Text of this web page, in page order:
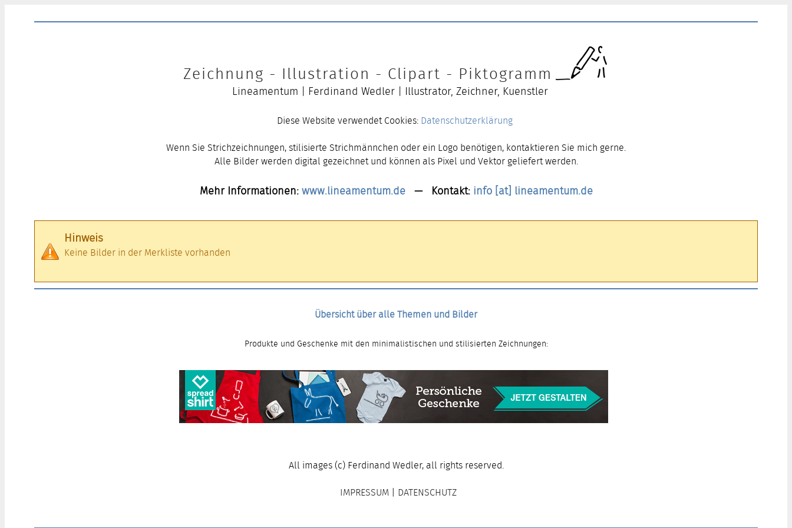
Zeichnung - Illustration - Clipart - Piktogramm
Lineamentum | Ferdinand Wedler | Illustrator, Zeichner, Kuenstler
Diese Website verwendet Cookies: Datenschutzerklärung
Wenn Sie Strichzeichnungen, stilisierte Strichmännchen oder ein Logo benötigen, kontaktieren Sie mich gerne.
Alle Bilder werden digital gezeichnet und können als Pixel und Vektor geliefert werden.
Mehr Informationen:www.lineamentum.de— Kontakt: info [at] lineamentum.de
Hinweis
Keine Bilder in der Merkliste vorhanden
Übersicht über alle Themen und Bilder
Produkte und Geschenke mit den minimalistischen und stilisierten Zeichnungen:
All images (c) Ferdinand Wedler, all rights reserved.
IMPRESSUM | DATENSCHUTZ